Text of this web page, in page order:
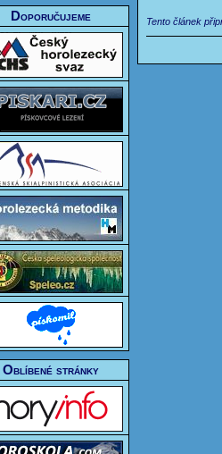
Doporučujeme
Oblíbené stránky
Tento článek